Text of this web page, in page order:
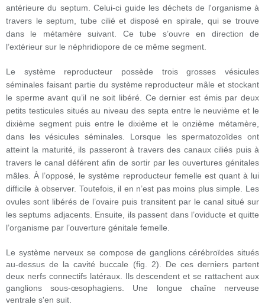
antérieure du septum. Celui-ci guide les déchets de l'organisme à
travers le septum, tube cilié et disposé en spirale, qui se trouve
dans le métamère suivant. Ce tube s’ouvre en direction de
l’extérieur sur le néphridiopore de ce même segment.
Le système reproducteur possède trois grosses vésicules
séminales faisant partie du système reproducteur mâle et stockant
le sperme avant qu’il ne soit libéré. Ce dernier est émis par deux
petits testicules situés au niveau des septa entre le neuvième et le
dixième segment puis entre le dixième et le onzième métamère,
dans les vésicules séminales. Lorsque les spermatozoïdes ont
atteint la maturité, ils passeront à travers des canaux ciliés puis à
travers le canal déférent afin de sortir par les ouvertures génitales
mâles. À l’opposé, le système reproducteur femelle est quant à lui
difficile à observer. Toutefois, il en n’est pas moins plus simple. Les
ovules sont libérés de l’ovaire puis transitent par le canal situé sur
les septums adjacents. Ensuite, ils passent dans l’oviducte et quitte
l’organisme par l’ouverture génitale femelle.
Le système nerveux se compose de ganglions cérébroïdes situés
au-dessus de la cavité buccale (fig. 2). De ces derniers partent
deux nerfs connectifs latéraux. Ils descendent et se rattachent aux
ganglions sous-œsophagiens. Une longue chaîne nerveuse
ventrale s'en suit.